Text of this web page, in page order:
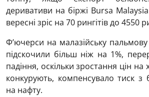
деривативи на біржі Bursa
вересні зріс на 70 рингітів до 4550
Ф’ючерси на малазійську
підскочили більш ніж на 1%,
падіння, оскільки зростання цін
конкурують, компенсувало тиск з
на нафту.